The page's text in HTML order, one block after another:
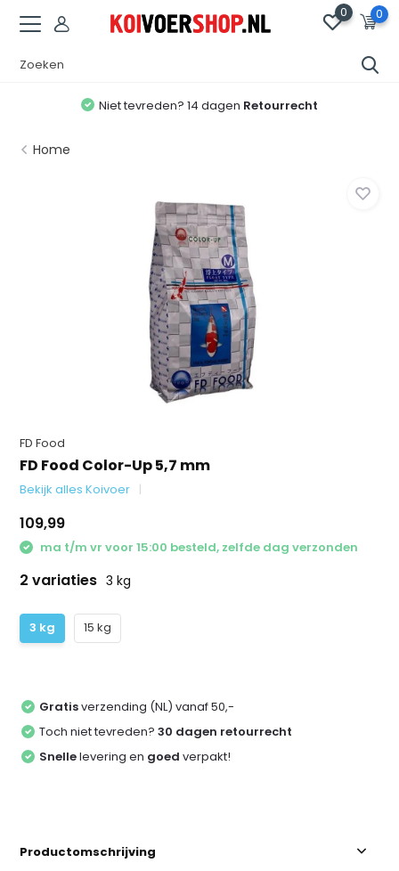
0 0
Niet tevreden? 14 dagen Retourrecht
Home
FD Food
FD Food Color-Up 5,7 mm
Bekijk alles Koivoer
109,99
ma t/m vr voor 15:00 besteld, zelfde dag verzonden
2 variaties 3 kg
3 kg 15 kg
Gratisverzending (NL) vanaf 50,-
Toch niet tevreden?30 dagen retourrecht
Snellelevering en goed verpakt!
Productomschrijving